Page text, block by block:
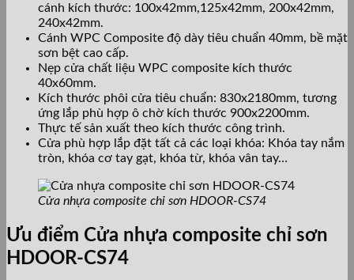
cánh kích thước: 100x42mm,125x42mm, 200x42mm,
240x42mm.
Cánh WPC Composite độ dày tiêu chuẩn 40mm, bề mặt
sơn bệt cao cấp.
Nẹp cửa chất liệu WPC composite kích thước
40x60mm.
Kích thước phôi cửa tiêu chuẩn: 830x2180mm, tương
ứng lắp phù hợp ô chờ kích thước 900x2200mm.
Thực tế sản xuất theo kích thước công trình.
Cửa phù hợp lắp đặt tất cả các loại khóa: Khóa tay nắm
tròn, khóa cơ tay gạt, khóa từ, khóa vân tay…
Cửa nhựa composite chỉ sơn HDOOR-CS74
Ưu điểm Cửa nhựa composite chỉ sơn
HDOOR-CS74